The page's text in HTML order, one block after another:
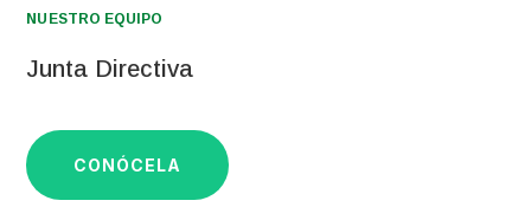
NUESTRO EQUIPO
Junta Directiva
CONÓCELA